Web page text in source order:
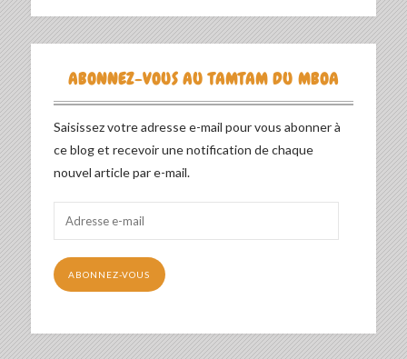
ABONNEZ-VOUS AU TAMTAM DU MBOA
Saisissez votre adresse e-mail pour vous abonner à
ce blog et recevoir une notification de chaque
nouvel article par e-mail.
mail
ABONNEZ-VOUS